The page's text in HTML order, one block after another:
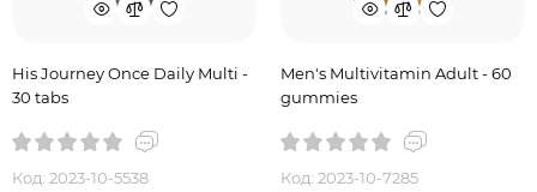
His Journey Once Daily Multi -
30 tabs
Код: 2023-10-5538
Men's Multivitamin Adult - 60
gummies
Код: 2023-10-7285